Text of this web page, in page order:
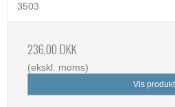
3503
236,00 DKK
(ekskl. moms)
Vis produkt